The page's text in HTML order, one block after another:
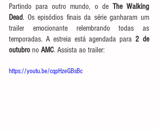
Partindo para outro mundo, o de The Walking
Dead. Os episódios finais da série ganharam um
trailer emocionante relembrando todas as
temporadas. A estreia está agendada para 2 de
outubro no AMC. Assista ao trailer:
https://youtu.be/cqpHzeGBsBc